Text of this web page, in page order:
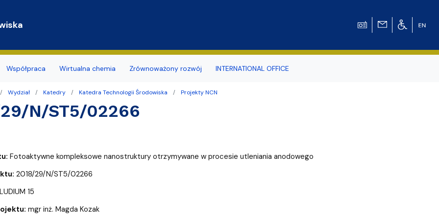
zatrudnienia
studentów
budynku
sieci i www
i Obsługi Technicznej
Dokumenty związane z BHP
Promowane/Slajdery
naukowe
Współpraca Wirtualna chemia
i Radiochemii Środowiska
Ogólnej i Nieorganicznej
Teoretycznej
Środowiska
Koło Naukowe Ochrony Środowiska
Naukowe Koło Chemików
Wirtualny spacer
Zrównoważony rozwój INTERNATIONAL OFFICE
Wydział Katedry Katedra Technologii Środowiska Projekty NCN
N/ST5/02266
Fotoaktywne kompleksowe nanostruktury otrzymywane w procesie utleniania anodowego
2018/29/N/ST5/02266
15
mgr inż. Magda Kozak